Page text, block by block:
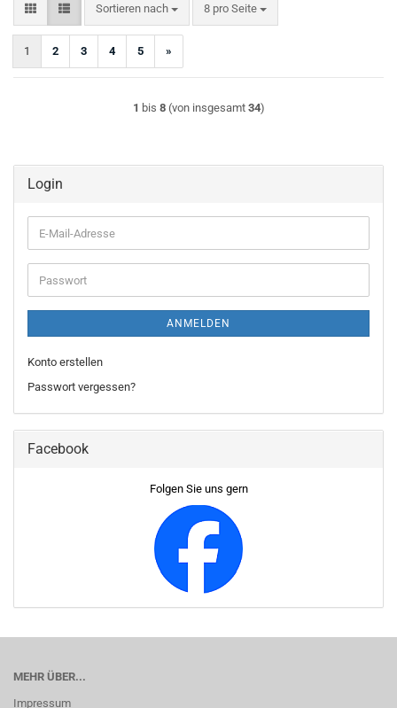
Sortieren nach
Sortieren nach 8 pro Seite
pro Seite
1 2 3 4 5 »
1 bis 8(von insgesamt 34)
Login
E-
Mail-
Adresse
Passwort
ANMELDEN
Konto erstellen
Passwort vergessen?
Facebook
Folgen Sie uns gern
MEHR ÜBER...
Impressum